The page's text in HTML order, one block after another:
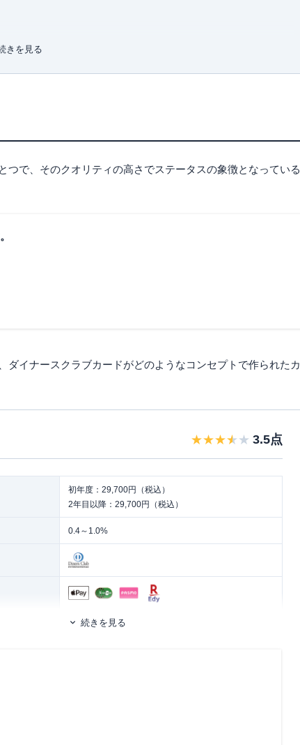
きを見る
で、そのクオリティの高さでステータスの象徴となっている
イナースクラブカードがどのようなコンセプトで作られたカ
3.5点
初年度：29,700円（税込）
2年目以降：29,700円（税込）
0.4～1.0%
2～3週間
続きを見る